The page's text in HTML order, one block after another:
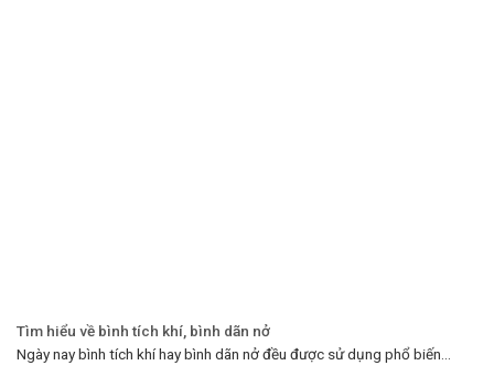
Tìm hiểu về bình tích khí, bình dãn nở
Ngày nay bình tích khí hay bình dãn nở đều được sử dụng phổ biến...